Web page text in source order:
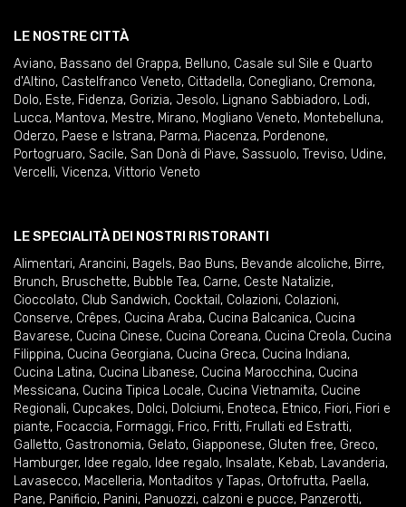
LE NOSTRE CITTÀ
Aviano, Bassano del Grappa, Belluno, Casale sul Sile e Quarto
d'Altino, Castelfranco Veneto, Cittadella, Conegliano, Cremona,
Dolo, Este, Fidenza, Gorizia, Jesolo, Lignano Sabbiadoro, Lodi,
Lucca, Mantova, Mestre, Mirano, Mogliano Veneto, Montebelluna,
Oderzo, Paese e Istrana, Parma, Piacenza, Pordenone,
Portogruaro, Sacile, San Donà di Piave, Sassuolo, Treviso, Udine,
Vercelli, Vicenza, Vittorio Veneto
LE SPECIALITÀ DEI NOSTRI RISTORANTI
Alimentari, Arancini, Bagels, Bao Buns, Bevande alcoliche, Birre,
Brunch, Bruschette, Bubble Tea, Carne, Ceste Natalizie,
Cioccolato, Club Sandwich, Cocktail , Colazioni, Colazioni,
Conserve, Crêpes, Cucina Araba, Cucina Balcanica, Cucina
Bavarese, Cucina Cinese, Cucina Coreana, Cucina Creola, Cucina
Filippina, Cucina Georgiana, Cucina Greca, Cucina Indiana,
Cucina Latina, Cucina Libanese, Cucina Marocchina, Cucina
Messicana, Cucina Tipica Locale, Cucina Vietnamita, Cucine
Regionali, Cupcakes, Dolci, Dolciumi, Enoteca, Etnico, Fiori, Fiori e
piante, Focaccia, Formaggi, Frico, Fritti, Frullati ed Estratti,
Galletto, Gastronomia, Gelato, Giapponese, Gluten free, Greco,
Hamburger, Idee regalo, Idee regalo, Insalate, Kebab, Lavanderia,
Lavasecco, Macelleria, Montaditos y Tapas, Ortofrutta, Paella,
Pane, Panificio, Panini, Panuozzi, calzoni e pucce, Panzerotti,